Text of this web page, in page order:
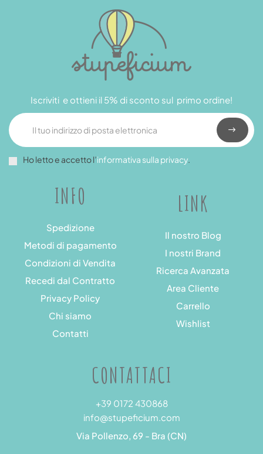
INFO
Spedizione
Metodi di pagamento
Condizioni di Vendita
Recedi dal Contratto
Privacy Policy
Chi siamo
Contatti
LINK
Il nostro Blog
I nostri Brand
Ricerca Avanzata
Area Cliente
Carrello
Wishlist
Iscriviti e ottieni il 5% di sconto sul primo ordine!
Ho letto e accetto l’informativa sulla privacy.
CONTATTACI
+39 0172 430868
info@stupeficium.com
Via Pollenzo, 69 - Bra (CN)